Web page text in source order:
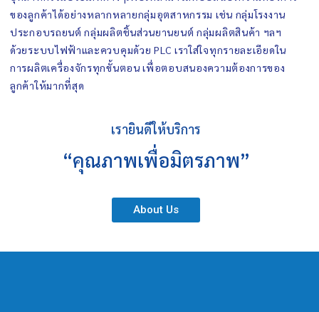
ของลูกค้าได้อย่างหลากหลายกลุ่มอุตสาหกรรม เช่น กลุ่มโรงงาน
ประกอบรถยนต์ กลุ่มผลิตชิ้นส่วนยานยนต์ กลุ่มผลิตสินค้า ฯลฯ
ด้วยระบบไฟฟ้าและควบคุมด้วย PLC เราใส่ใจทุกรายละเอียดใน
การผลิตเครื่องจักรทุกขั้นตอน เพื่อตอบสนองความต้องการของ
ลูกค้าให้มากที่สุด
เรายินดีให้บริการ
“คุณภาพเพื่อมิตรภาพ”
About Us